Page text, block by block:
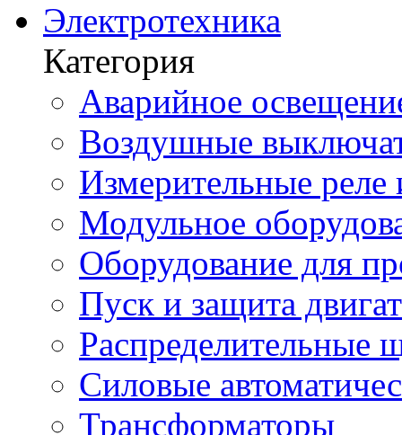
Электротехника
Категория
Аварийное
Воздушные
Измерительные реле
Модульное
Оборудование для
Пуск и защита
Распределительные
Силовые
Трансформаторы